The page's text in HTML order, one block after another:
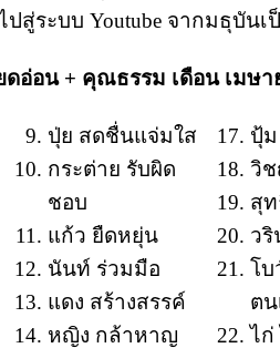
สู่ระบบ Youtube จากมธุบัน
อ่อน + คุณธรรม เดือน เมษา
ปุ่ย สดชื่นแจ่มใส
กระต่าย รับผิด
ชอบ
แก้ว ยืดหยุ่น
นันท์ ร่วมมือ
แดง สร้างสรรค์
หญิง กล้าหาญ
ปุ้
วิ
สุ
ว
โบ
ตน
ไ